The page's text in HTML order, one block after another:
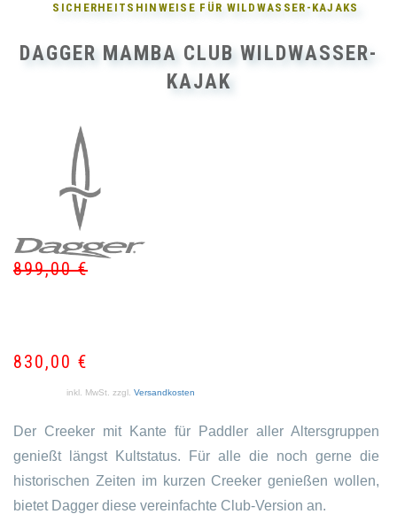
SICHERHEITSHINWEISE FÜR WILDWASSER-KAJAKS
DAGGER MAMBA CLUB WILDWASSER-
KAJAK
899,00€
830,00 €
inkl. MwSt. zzgl. Versandkosten
Der Creeker mit Kante für Paddler aller Altersgruppen
genießt längst Kultstatus. Für alle die noch gerne die
historischen Zeiten im kurzen Creeker genießen wollen,
bietet Dagger diese vereinfachte Club-Version an.